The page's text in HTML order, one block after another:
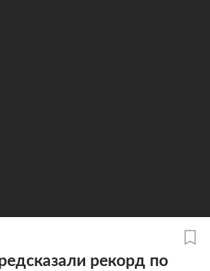
рекорд по